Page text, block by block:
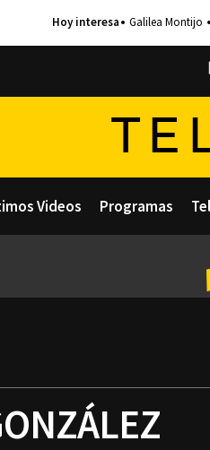
Galilea Montijo
Videos Programas